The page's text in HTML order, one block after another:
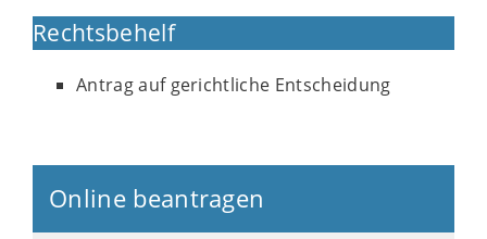
Rechtsbehelf
Antrag auf gerichtliche Entscheidung
Online beantragen